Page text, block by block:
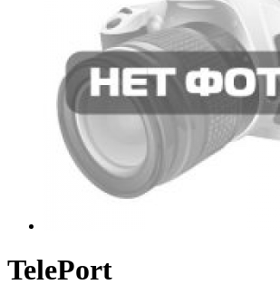
TelePort